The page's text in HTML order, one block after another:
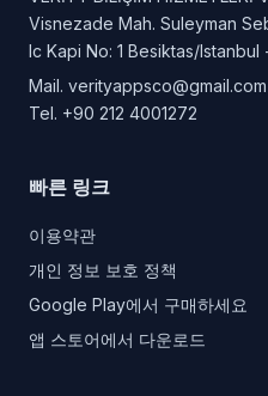
Visnezade Mah. Suleyman
Ic Kapi No: 1 Besiktas/Istanbul
Mail. verityappsco@gmail.com
Tel. +90 212 4001272
빠른 링크
이용약관
개인 정보 보호 정책
Google Play에서 구매하세요
앱 스토어에서 다운로드